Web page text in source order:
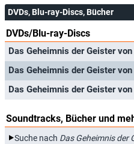
DVDs, Blu-ray-Discs, Bücher
DVDs/Blu-ray-Discs
Das Geheimnis der Geister
Das Geheimnis der Geister
Soundtracks, Bücher und
Suche nach Das Geheimnis der